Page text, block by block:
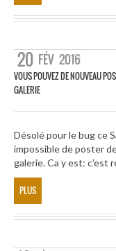
20 FÉV 2016
VOUS POUVEZ DE NOUVEAU
GALERIE
Désolé pour le bug ce
impossible de poster
galerie. Ca y est: c’est
PLUS